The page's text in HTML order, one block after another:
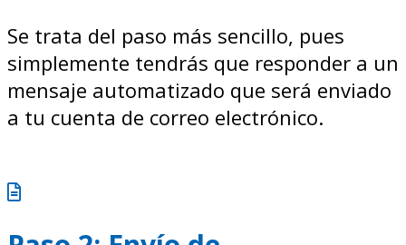
Se trata del paso más sencillo, pues
simplemente tendrás que responder a un
mensaje automatizado que será enviado
a tu cuenta de correo electrónico.